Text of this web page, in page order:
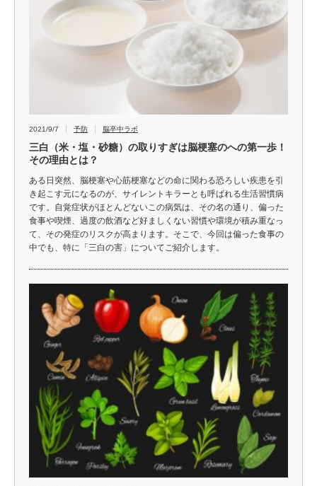
2021/9/7 予防 脳卒中ラボ
三白（米・塩・砂糖）の取りすぎは脳梗塞のへの第一歩！
その理由とは？
ある日突然、脳梗塞や心筋梗塞などの命に関わる恐ろしい疾患を引
き起こす元になるのが、サイレントキラーとも呼ばれる生活習慣病
です。自覚症状がほとんどないこの病気は、その名の通り、偏った
食事や喫煙、過度の飲酒など好ましくない習慣や環境が積み重なっ
て、その発症のリスクが高まります。そこで、今回は偏った食事の
中でも、特に「三白の害」についてご紹介します。